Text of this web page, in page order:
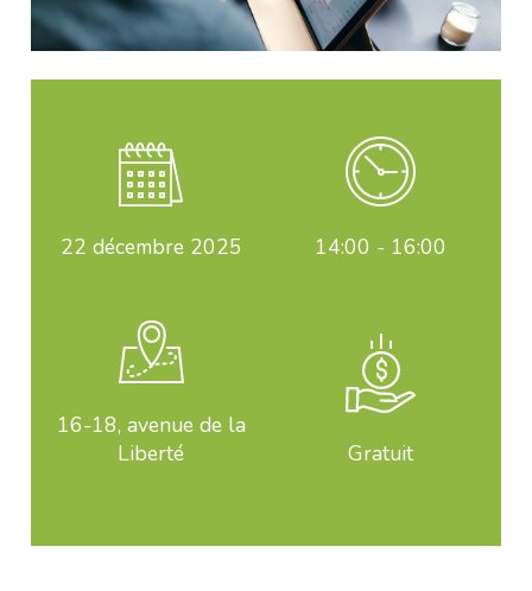
22 décembre 2025 14:00 - 16:00
16-18, avenue de la
Liberté
Gratuit